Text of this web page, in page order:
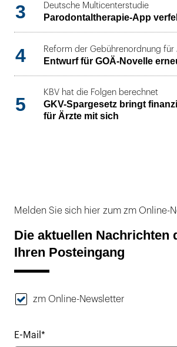
3 Deutsche Multicenterstudie
Parodontaltherapie-App
4 Reform der Gebührenordnung für
Entwurf für GOÄ-Novelle
5
KBV hat die Folgen berechnet
GKV-Spargesetz bringt
für Ärzte mit sich
Melden Sie sich hier zum zm Online-
Die aktuellen Nachrichten
Ihren Posteingang
zm Online-Newsletter
E-Mail*